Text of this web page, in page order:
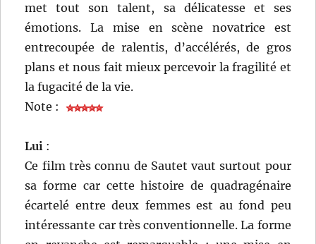
met tout son talent, sa délicatesse et ses
émotions. La mise en scène novatrice est
entrecoupée de ralentis, d’accélérés, de gros
plans et nous fait mieux percevoir la fragilité et
la fugacité de la vie.
Note :
Lui :
Ce film très connu de Sautet vaut surtout pour
sa forme car cette histoire de quadragénaire
écartelé entre deux femmes est au fond peu
intéressante car très conventionnelle. La forme